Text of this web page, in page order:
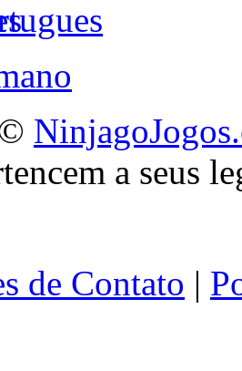
a seus
de Contato |